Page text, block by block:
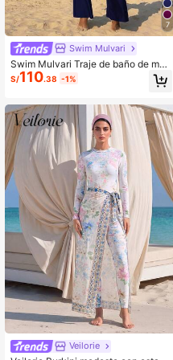
7
Swim Mulvari
Swim Mulvari Traje de baño de muj
er nuevo de unicolor de verano de 2
piezas con cuello alto y mangas lar
adas, cintura ceñida, traje de baño
conservador, ropa de playa con prot
ección solar para vacaciones
S/110.38 -1%
Veilorie